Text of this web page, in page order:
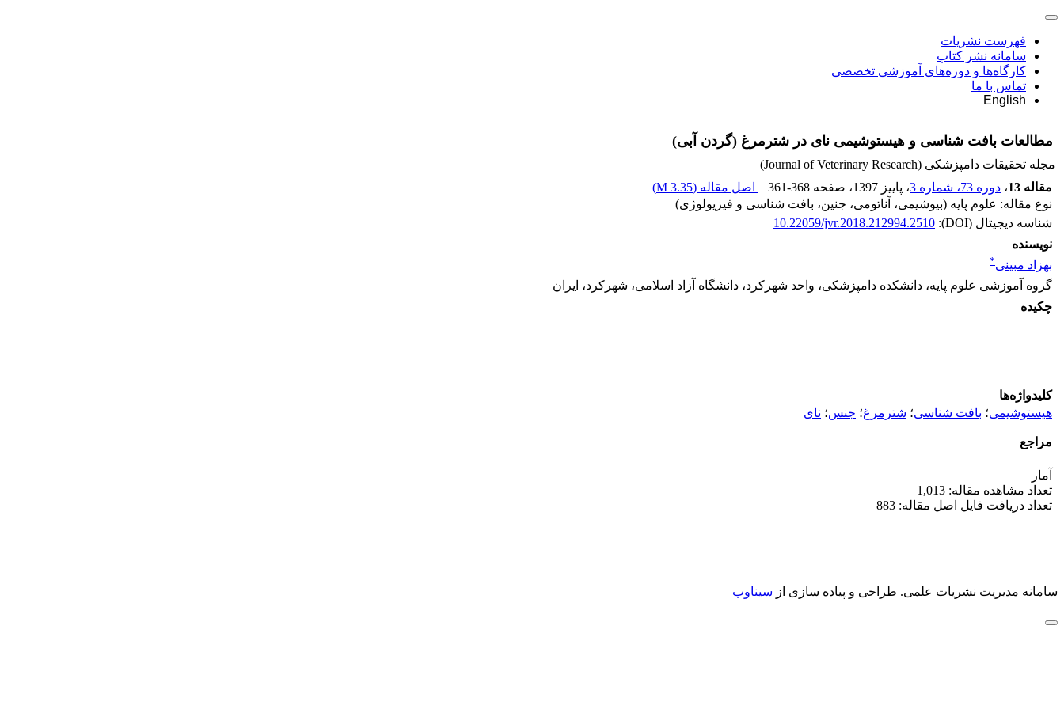
فهرست نشریات
سامانه نشر کتاب
کارگاه‌ها و دوره‌های آموزشی تخصصی
تماس با ما
English
مطالعات بافت شناسی و هیستوشیمی نای در شترمرغ (گردن آبی)
مجله تحقیقات دامپزشکی (Journal of Veterinary Research)
مقاله 13
، دوره 73، شماره 3 ، پاییز 1397 ، صفحه 361-368 اصل مقاله (3.35 M
)
نوع مقاله: علوم پایه (بیوشیمی، آناتومی، جنین، بافت شناسی و فیزیولوژی)
شناسه دیجیتال (DOI):
10.22059/jvr.2018.212994.2510
نویسنده
بهزاد مبینی*
گروه آموزشی علوم پایه، دانشکده دامپزشکی، واحد شهرکرد، دانشگاه آزاد اسلامی، شهرکرد، ایران
چکیده
کلیدواژه‌ها
هیستوشیمی؛ بافت شناسی؛ شترمرغ؛ جنس؛ نای
مراجع
آمار
تعداد مشاهده مقاله: 1,013
تعداد دریافت فایل اصل مقاله: 883
سامانه مدیریت نشریات علمی. طراحی و پیاده سازی از سیناوب